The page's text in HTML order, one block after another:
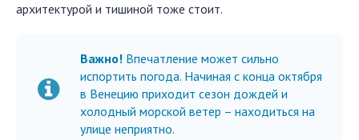
архитектурой и тишиной тоже стоит.
Важно! Впечатление может сильно
испортить погода. Начиная с конца октября
в Венецию приходит сезон дождей и
холодный морской ветер – находиться на
улице неприятно.